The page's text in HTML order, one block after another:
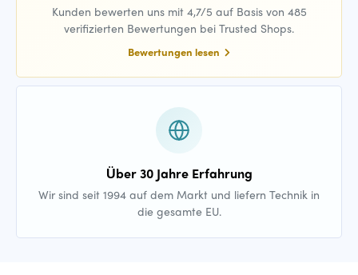
Kunden bewerten uns mit 4,7/5 auf Basis von 485
verifizierten Bewertungen bei Trusted Shops.
Bewertungen lesen
Über 30 Jahre Erfahrung
Wir sind seit 1994 auf dem Markt und liefern Technik in
die gesamte EU.